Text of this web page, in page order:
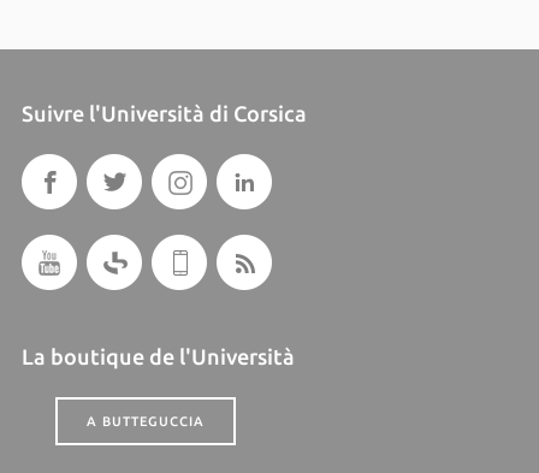
Suivre l'Università di Corsica
La boutique de l'Università
A BUTTEGUCCIA